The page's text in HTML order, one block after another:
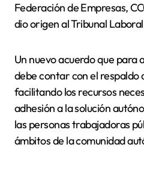
Federación de Empresas,
dio origen al Tribunal
Un nuevo acuerdo que para
debe contar con el respaldo
facilitando los recursos
adhesión a la solución
las personas trabajadoras
ámbitos de la comunidad